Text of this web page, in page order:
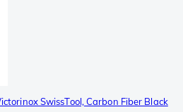
SwissTool, Carbon Fiber Black